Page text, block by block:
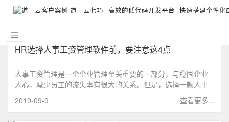
HR选择人事工资管理软件前，要注意这4点
人事工资管理是一个企业管理至关重要的一部分，与稳固企业
人心，减少员工的流失率有很大的关系。但是，选择一款人事
工资管理软件，需要耗费的时间与精力很多，选择的好，可以
为企业与HR节省大量的人力物力。
查看更多...
2019-09-9